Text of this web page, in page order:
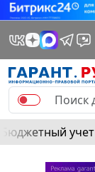
Бюджетный учет